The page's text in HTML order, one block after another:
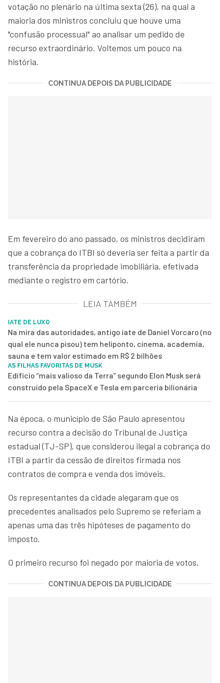
votação no plenário na última sexta (26), na qual a
maioria dos ministros concluiu que houve uma
"confusão processual" ao analisar um pedido de
recurso extraordinário. Voltemos um pouco na
história.
CONTINUA DEPOIS DA PUBLICIDADE
Em fevereiro do ano passado, os ministros decidiram
que a cobrança do ITBI só deveria ser feita a partir da
transferência da propriedade imobiliária, efetivada
mediante o registro em cartório.
LEIA TAMBÉM
IATE DE LUXO
Na mira das autoridades, antigo iate de Daniel Vorcaro (no
qual ele nunca pisou) tem heliponto, cinema, academia,
sauna e tem valor estimado em R$ 2 bilhões
AS FILHAS FAVORITAS DE MUSK
Edifício “mais valioso da Terra” segundo Elon Musk será
construído pela SpaceX e Tesla em parceria bilionária
Na época, o município de São Paulo apresentou
recurso contra a decisão do Tribunal de Justiça
estadual (TJ-SP), que considerou ilegal a cobrança do
ITBI a partir da cessão de direitos firmada nos
contratos de compra e venda dos imóveis.
Os representantes da cidade alegaram que os
precedentes analisados pelo Supremo se referiam a
apenas uma das três hipóteses de pagamento do
imposto.
O primeiro recurso foi negado por maioria de votos.
CONTINUA DEPOIS DA PUBLICIDADE